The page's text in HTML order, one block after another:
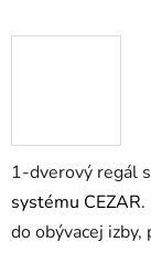
1-dverový regál
systému CEZAR.
do obývacej